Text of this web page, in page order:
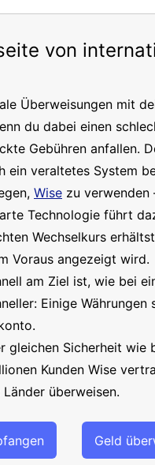
von
Überweisungen mit
du dabei einen
Gebühren anfallen.
ein veraltetes System
Wise zu verwenden
Technologie führt
Wechselkurs
Voraus angezeigt wird.
am Ziel ist, wie bei
Einige
gleichen Sicherheit wie
Kunden Wise
überweisen.
Geld